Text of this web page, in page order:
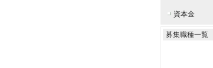
資本金
募集職種一覧